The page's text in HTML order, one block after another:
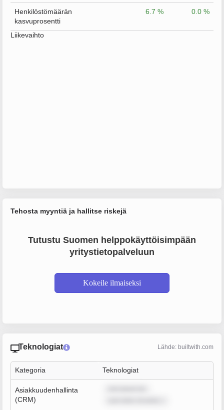
Henkilöstömäärän
kasvuprosentti
6.7 % 0.0 %
Liikevaihto
Tehosta myyntiä ja hallitse riskejä
Tutustu Suomen helppokäyttöisimpään
yritystietopalveluun
Kokeile ilmaiseksi
Teknologiat Lähde: builtwith.com
Kategoria Teknologiat
Asiakkuudenhallinta
(CRM)